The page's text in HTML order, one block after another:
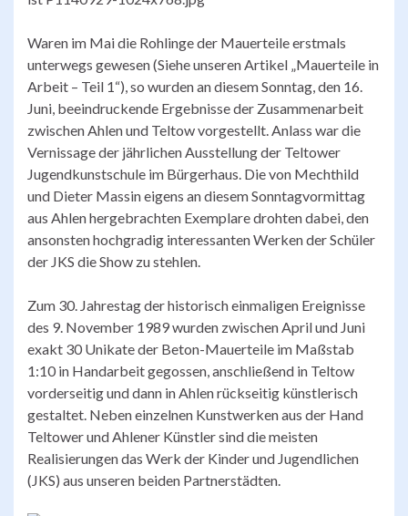
Waren im Mai die Rohlinge der Mauerteile erstmals
unterwegs gewesen (Siehe unseren Artikel „Mauerteile in
Arbeit – Teil 1“), so wurden an diesem Sonntag, den 16.
Juni, beeindruckende Ergebnisse der Zusammenarbeit
zwischen Ahlen und Teltow vorgestellt. Anlass war die
Vernissage der jährlichen Ausstellung der Teltower
Jugendkunstschule im Bürgerhaus. Die von Mechthild
und Dieter Massin eigens an diesem Sonntagvormittag
aus Ahlen hergebrachten Exemplare drohten dabei, den
ansonsten hochgradig interessanten Werken der Schüler
der JKS die Show zu stehlen.
Zum 30. Jahrestag der historisch einmaligen Ereignisse
des 9. November 1989 wurden zwischen April und Juni
exakt 30 Unikate der Beton-Mauerteile im Maßstab
1:10 in Handarbeit gegossen, anschließend in Teltow
vorderseitig und dann in Ahlen rückseitig künstlerisch
gestaltet. Neben einzelnen Kunstwerken aus der Hand
Teltower und Ahlener Künstler sind die meisten
Realisierungen das Werk der Kinder und Jugendlichen
(JKS) aus unseren beiden Partnerstädten.